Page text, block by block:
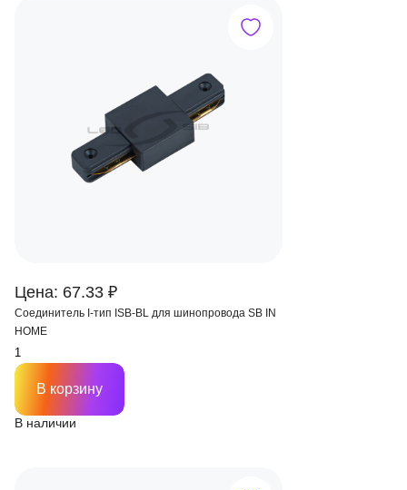
Цена: 67.33 ₽
Соединитель I-тип ISB-BL для шинопровода SB IN
HOME
В наличии
В корзину